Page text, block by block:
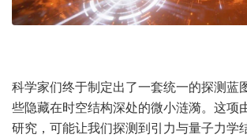
科学家们终于制定出了一套统一的探测蓝
些隐藏在时空结构深处的微小涟漪。这项
研究，可能让我们探测到引力与量子力学